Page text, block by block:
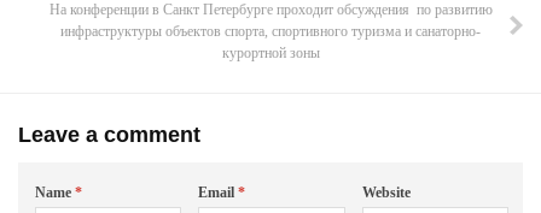
На конференции в Санкт Петербурге проходит обсуждения по развитию
инфраструктуры объектов спорта, спортивного туризма и санаторно-
курортной зоны
Leave a comment
Name * Email* Website